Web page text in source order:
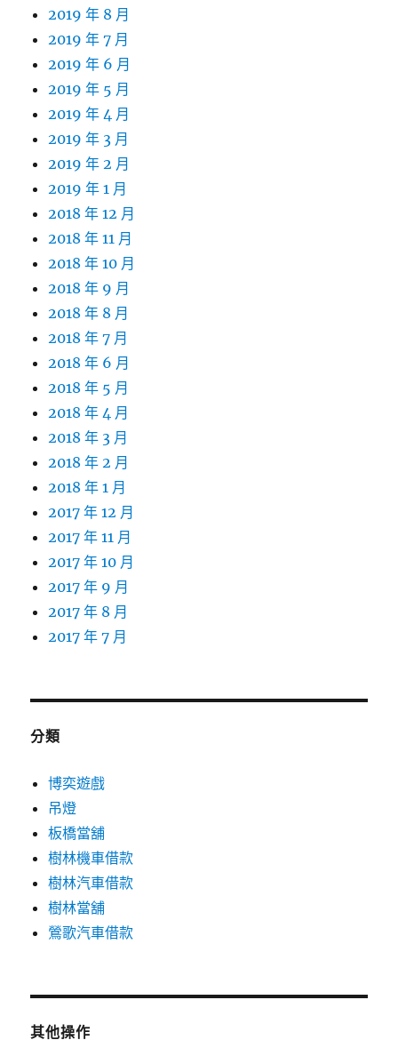
2019 年 8 月
2019 年 7 月
2019 年 6 月
2019 年 5 月
2019 年 4 月
2019 年 3 月
2019 年 2 月
2019 年 1 月
2018 年 12 月
2018 年 11 月
2018 年 10 月
2018 年 9 月
2018 年 8 月
2018 年 7 月
2018 年 6 月
2018 年 5 月
2018 年 4 月
2018 年 3 月
2018 年 2 月
2018 年 1 月
2017 年 12 月
2017 年 11 月
2017 年 10 月
2017 年 9 月
2017 年 8 月
2017 年 7 月
分類
博奕遊戲
吊燈
板橋當舖
樹林機車借款
樹林汽車借款
樹林當舖
鶯歌汽車借款
其他操作